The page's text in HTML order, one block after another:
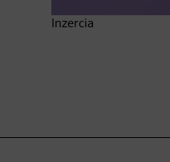
Inzercia